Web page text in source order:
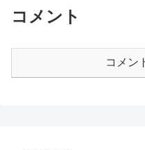
コメント
コメン